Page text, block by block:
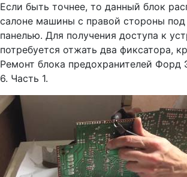
Если быть точнее, то данный блок
салоне машины с правой стороны
панелью. Для получения доступа к
потребуется отжать два фиксатора,
Ремонт блока предохранителей Форд
6. Часть 1.